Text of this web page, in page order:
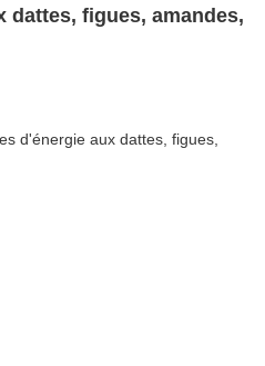
dattes, figues, amandes,